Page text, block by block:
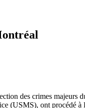
des crimes
(USMS), ont procédé